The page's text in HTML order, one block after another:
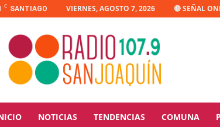
C SANTIAGO VIERNES, AGOSTO 7, 2026 🔴 SEÑAL
Radio
Joaquín
NOTICIAS TENDENCIAS COMUNA